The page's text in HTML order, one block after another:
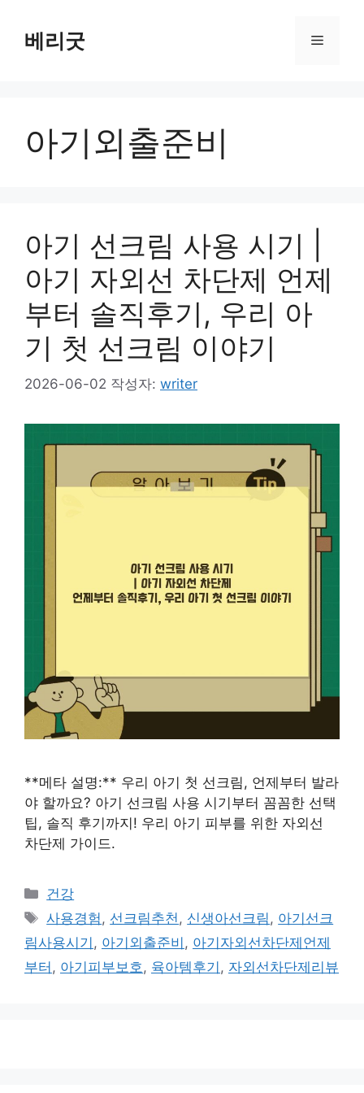
베리굿 메
아기외출준비
아기 선크림 사용 시기 |
아기 자외선 차단제 언제
부터 솔직후기, 우리 아
기 첫 선크림 이야기
2026-06-02 작성자: writer
**메타 설명:** 우리 아기 첫 선크림, 언제부터 발라
야 할까요? 아기 선크림 사용 시기부터 꼼꼼한 선택
팁, 솔직 후기까지! 우리 아기 피부를 위한 자외선
차단제 가이드.
카
테
고
리
건강
태
그
사용경험 , 선크림추천 , 신생아선크림 , 아기선크
림사용시기 , 아기외출준비 , 아기자외선차단제언제
부터 , 아기피부보호 , 육아템후기 , 자외선차단제리뷰